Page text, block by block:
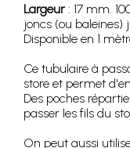
Largeur: 17 mm.
joncs (ou
Disponible en 1
Ce tubulaire à
store et permet
Des poches
passer les fils du
On peut aussi